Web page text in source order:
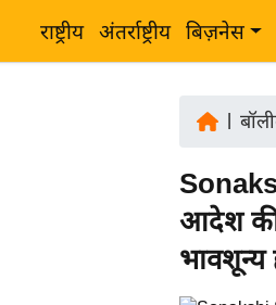
राष्ट्रीय अंतर्राष्ट्रीय बिज़नेस
आदेश